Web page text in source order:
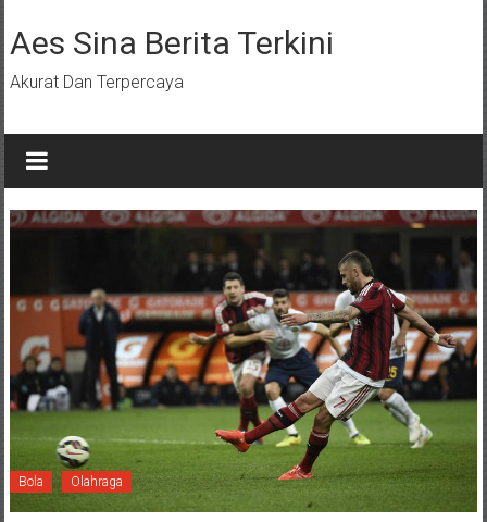
ke
konten
Aes Sina Berita Terkini
Akurat Dan Terpercaya
Bola Olahraga